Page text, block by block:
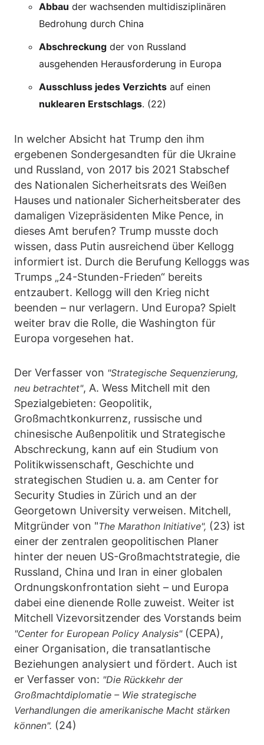
Abbau der wachsenden multidisziplinären
Bedrohung durch China
Abschreckung der von Russland
ausgehenden Herausforderung in Europa
Ausschluss jedes Verzichts auf einen
nuklearen Erstschlags. (22)
In welcher Absicht hat Trump den ihm
ergebenen Sondergesandten für die Ukraine
und Russland, von 2017 bis 2021 Stabschef
des Nationalen Sicherheitsrats des Weißen
Hauses und nationaler Sicherheitsberater des
damaligen Vizepräsidenten Mike Pence, in
dieses Amt berufen? Trump musste doch
wissen, dass Putin ausreichend über Kellogg
informiert ist. Durch die Berufung Kelloggs was
Trumps „24-Stunden-Frieden“ bereits
entzaubert. Kellogg will den Krieg nicht
beenden – nur verlagern. Und Europa? Spielt
weiter brav die Rolle, die Washington für
Europa vorgesehen hat.
Der Verfasser von "Strategische Sequenzierung,
neu betrachtet", A. Wess Mitchell mit den
Spezialgebieten: Geopolitik,
Großmachtkonkurrenz, russische und
chinesische Außenpolitik und Strategische
Abschreckung, kann auf ein Studium von
Politikwissenschaft, Geschichte und
strategischen Studien u. a. am Center for
Security Studies in Zürich und an der
Georgetown University verweisen. Mitchell,
Mitgründer von "The Marathon Initiative", (23) ist
einer der zentralen geopolitischen Planer
hinter der neuen US-Großmachtstrategie, die
Russland, China und Iran in einer globalen
Ordnungskonfrontation sieht – und Europa
dabei eine dienende Rolle zuweist. Weiter ist
Mitchell Vizevorsitzender des Vorstands beim
"Center for European Policy Analysis"(CEPA),
einer Organisation, die transatlantische
Beziehungen analysiert und fördert. Auch ist
er Verfasser von: "Die Rückkehr der
Großmachtdiplomatie – Wie strategische
Verhandlungen die amerikanische Macht stärken
können". (24)